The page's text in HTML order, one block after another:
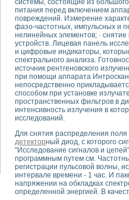
радиолокационного сигнала и
уравнений состояния для
для устройства сбора данных NI
стенда для измерения
построения картины
показателей качества
управления источником питания
амперных характеристик
, фемто-, биотехнологии и
по измерению временных
комплекс на базе LabVIEW
и оптимизации тепловой
функциональных
экономичного
макрочастиц в упорядоченных
диагностики крови
дисперсных продуктов при
сверхпроводящим соленоидом с
питания перед включением
повреждений. Измерение
фазо-частотных, импульсных и
нелинейных элементов; ·
устройств. Лицевая панель
и цифровые индикаторы,
спектрального анализа.
источник рентгеновского
при помощи аппарата
непосредственно
способом при установке
пространственных фильтров в
интенсивность излучения в
исследований.
Для снятия распределения
детекторный диод, с которого
"Исследование сигналов и
программным путем см.
регистрации пульсовой волны,
интервале времени - 1 час. И
напряжении на обкладках
определенной энергией. В